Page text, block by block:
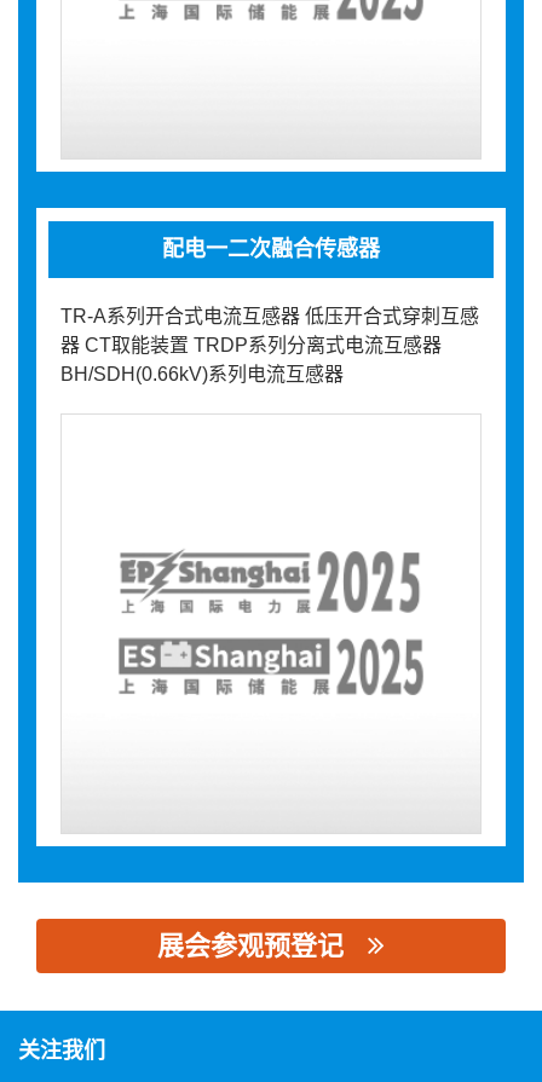
配电一二次融合传感器
TR-A系列开合式电流互感器 低压开合式穿刺互感
器 CT取能装置 TRDP系列分离式电流互感器
BH/SDH(0.66kV)系列电流互感器
展会参观预登记
关注我们